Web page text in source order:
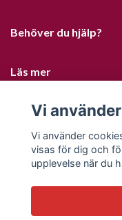
Behöver du hjälp?
Läs mer
Sociala medier
Vi
Vi använder
visas för dig och
upplevelse när du